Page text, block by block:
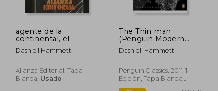
agente de la
continental, el
Dashiell Hammett
Alianza Editorial, Tapa
Blanda, Usado
The Thin man
(Penguin Modern
Classics) (en Inglés)
Dashiell Hammett
Penguin Classics, 2011, 1
Edición, Tapa Blanda,
Nuevo